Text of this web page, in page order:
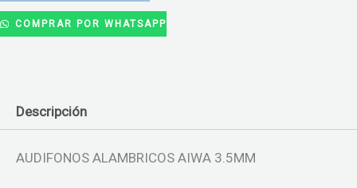
COMPRAR POR WHATSAPP
Descripción
AUDIFONOS ALAMBRICOS AIWA 3.5MM